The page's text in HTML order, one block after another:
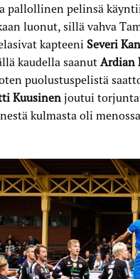
pallollinen pelinsä
luonut, sillä vahva
kapteeni Severi
kaudella saanutArdian
puolustuspelistä
Kuusinen joutui
kulmasta oli